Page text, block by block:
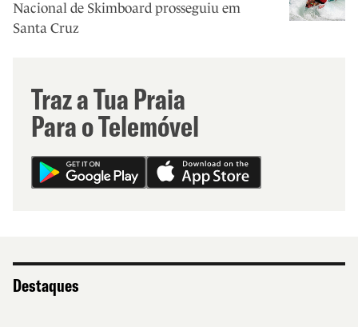
Nacional de Skimboard prosseguiu em
Santa Cruz
Traz a Tua Praia
Para o Telemóvel
Destaques